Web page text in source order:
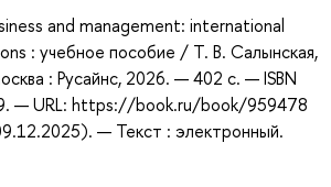
and management: international
: учебное пособие / Т. В. Салынская,
: Русайнс, 2026. — 402 с. — ISBN
— URL: https://book.ru/book/959478
— Текст : электронный.